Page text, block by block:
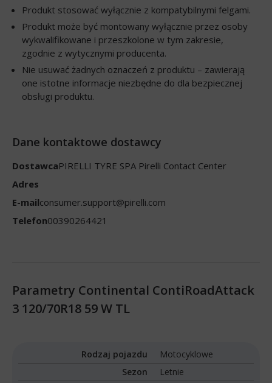
Produkt stosować wyłącznie z kompatybilnymi felgami.
Produkt może być montowany wyłącznie przez osoby
wykwalifikowane i przeszkolone w tym zakresie,
zgodnie z wytycznymi producenta.
Nie usuwać żadnych oznaczeń z produktu – zawierają
one istotne informacje niezbędne do dla bezpiecznej
obsługi produktu.
Dane kontaktowe dostawcy
DostawcaPIRELLI TYRE SPA Pirelli Contact Center
Adres
E-mailconsumer.support@pirelli.com
Telefon00390264421
Parametry Continental ContiRoadAttack
3 120/70R18 59 W TL
Rodzaj pojazdu
Motocyklowe
Sezon
Letnie